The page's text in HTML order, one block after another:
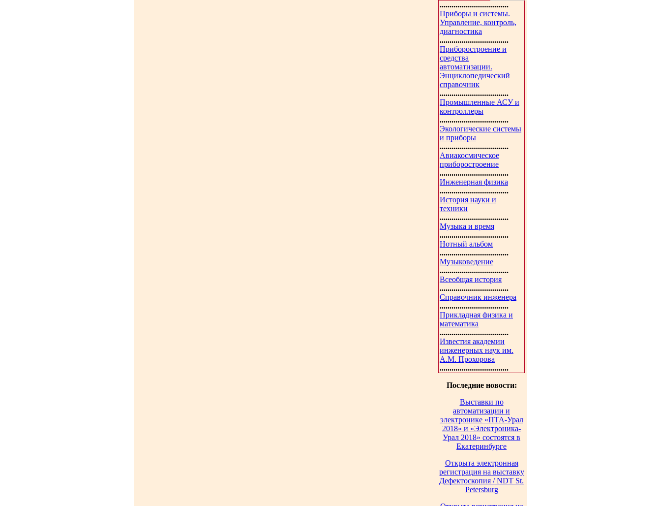
...................................
Приборы и системы.
Управление, контроль,
диагностика
...................................
Приборостроение и
средства
автоматизации.
Энциклопедический
справочник
...................................
Промышленные АСУ и
контроллеры
...................................
Экологические системы
и приборы
...................................
Авиакосмическое
приборостроение
...................................
Инженерная физика
...................................
История науки и
техники
...................................
Музыка и время
...................................
Нотный альбом
...................................
Музыковедение
...................................
Всеобщая история
...................................
Справочник инженера
...................................
Прикладная физика и
математика
...................................
Известия академии
инженерных наук им.
А.М. Прохорова
...................................
Последние новости:
Выставки по
автоматизации и
электронике «ПТА-Урал
2018» и «Электроника-
Урал 2018» состоятся в
Екатеринбурге
Открыта электронная
регистрация на выставку
Дефектоскопия / NDT St.
Petersburg